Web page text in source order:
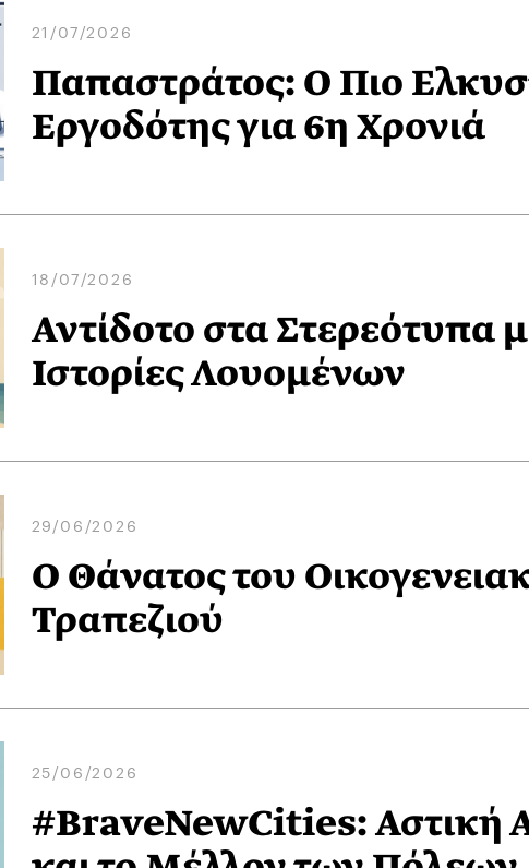
21/07/2026
Παπαστράτος: Ο Πιο
Εργοδότης για 6η Χρονιά
18/07/2026
Αντίδοτο στα Στερεότυπα
Ιστορίες Λουομένων
29/06/2026
Ο Θάνατος του
Τραπεζιού
25/06/2026
#BraveNewCities: Αστική